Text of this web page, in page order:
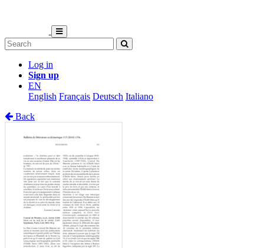
Log in
Sign up
EN
English Français Deutsch Italiano
Back